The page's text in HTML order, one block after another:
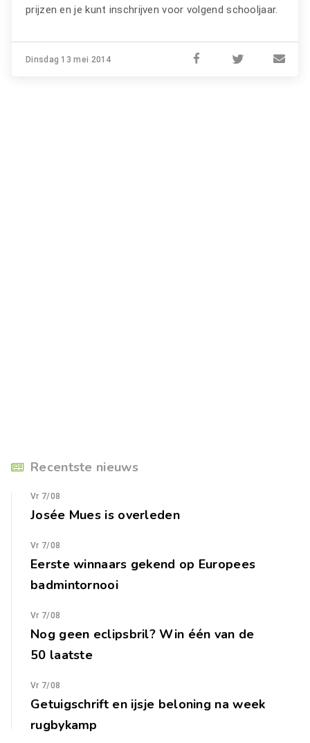
prijzen en je kunt inschrijven voor volgend schooljaar.
Dinsdag 13 mei 2014
Recentste nieuws
Vr 7/08
Josée Mues is overleden
Vr 7/08
Eerste winnaars gekend op Europees
badmintornooi
Vr 7/08
Nog geen eclipsbril? Win één van de
50 laatste
Vr 7/08
Getuigschrift en ijsje beloning na week
rugbykamp